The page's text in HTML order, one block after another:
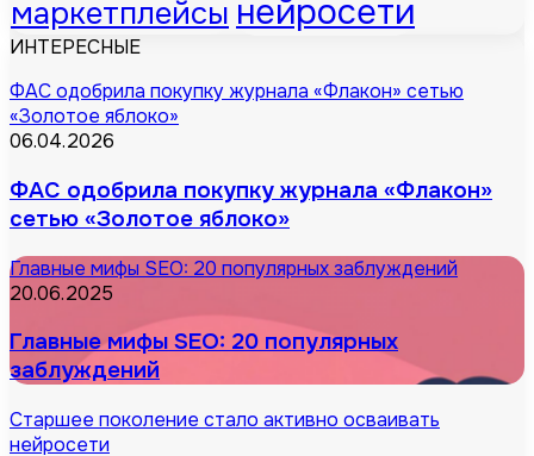
маркетплейсы нейросети
ИНТЕРЕСНЫЕ
ФАС одобрила покупку журнала «Флакон» сетью
«Золотое яблоко»
06.04.2026
ФАС одобрила покупку журнала «Флакон»
сетью «Золотое яблоко»
Главные мифы SEO: 20 популярных заблуждений
20.06.2025
Главные мифы SEO: 20 популярных
заблуждений
Старшее поколение стало активно осваивать
нейросети